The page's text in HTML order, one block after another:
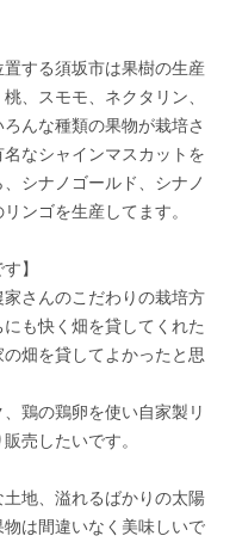
する須坂市は果樹の生産
、スモモ、ネクタリン、
んな種類の果物が栽培さ
なシャインマスカットを
シナノゴールド、シナノ
ンゴを生産してます。
】
さんのこだわりの栽培方
も快く畑を貸してくれた
畑を貸してよかったと思
鶏の鶏卵を使い自家製リ
売したいです。
地、溢れるばかりの太陽
は間違いなく美味しいで